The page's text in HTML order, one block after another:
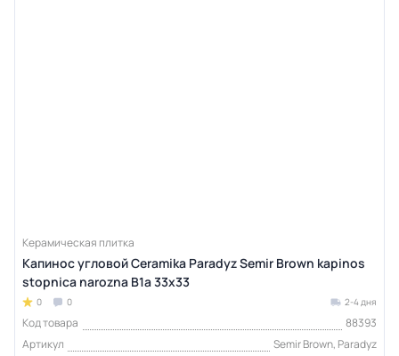
Керамическая плитка
Капинос угловой Ceramika Paradyz Semir Brown kapinos
stopnica narozna B1a 33х33
0 0 2-4 дня
Код товара
88393
Артикул
Semir Brown, Paradyz